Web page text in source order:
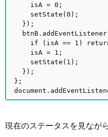
isA = 0;
setState(0);
});
if (isA == 1)
isA = 1;
setState(1);
});
};
現在のステータスを見なが